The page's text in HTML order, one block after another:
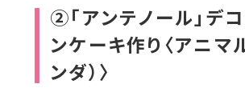
ト
を
別
②「アンテノール」デ
ンケーキ作り〈アニマ
ンダ）〉